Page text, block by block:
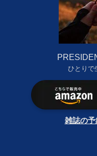
ひとりで
雑誌の